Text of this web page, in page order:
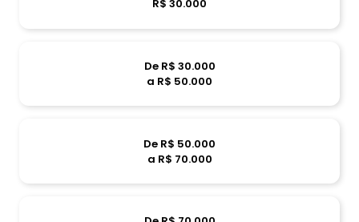
R$ 30.000
De R$ 30.000
a R$ 50.000
De R$ 50.000
a R$ 70.000